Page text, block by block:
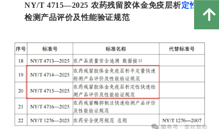
NY/T 4715—2025 农药残留胶体金免疫层析定性
检测产品评价及性能验证规范 녕